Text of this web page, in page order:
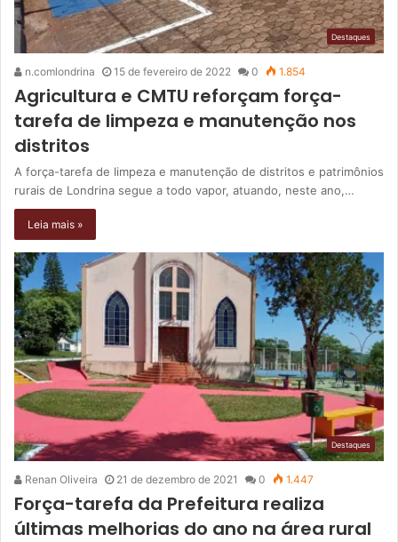
Destaques
n.comlondrina 15 de fevereiro de 2022 0 1.854
Agricultura e CMTU reforçam força-
tarefa de limpeza e manutenção nos
distritos
A força-tarefa de limpeza e manutenção de distritos e patrimônios
rurais de Londrina segue a todo vapor, atuando, neste ano,…
Leia mais »
Destaques
Renan Oliveira 21 de dezembro de 2021 0 1.447
Força-tarefa da Prefeitura realiza
últimas melhorias do ano na área rural